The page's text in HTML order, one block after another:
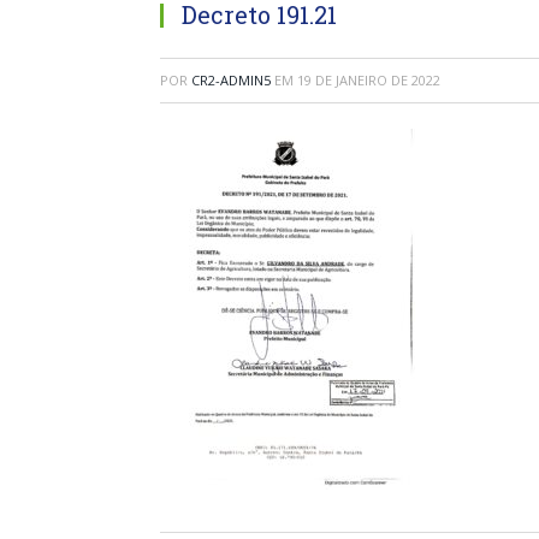
Decreto 191.21
POR CR2-ADMIN5 EM 19 DE JANEIRO DE 2022